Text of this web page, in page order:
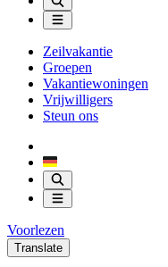
Zeilvakantie
Groepen
Vakantiewoningen
Vrijwilligers
Steun ons
Voorlezen
Translate